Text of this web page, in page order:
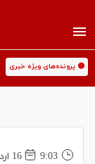
🟡 پرونده‌های ویژه خبری
9:03
16 ارديبهشت 1403